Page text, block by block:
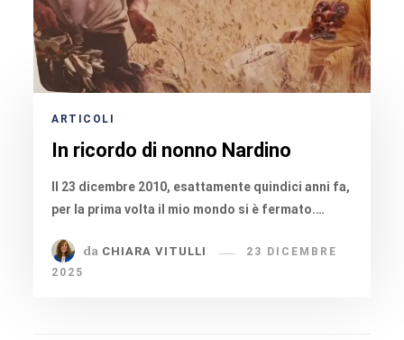
ARTICOLI
In ricordo di nonno Nardino
Il 23 dicembre 2010, esattamente quindici anni fa,
per la prima volta il mio mondo si è fermato.…
da CHIARA VITULLI
23 DICEMBRE
2025